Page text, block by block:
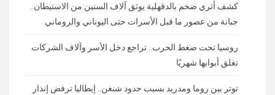
كشف أثري ضخم بالدقهلية يوثق آلاف السنين من الاستيطان..
جبانة من عصور ما قبل الأسرات حتى اليوناني والروماني
روسيا تحت ضغط الحرب.. تراجع دخل الأسر وآلاف الشركات
تغلق أبوابها شهريًا
توتر بين روما ومدريد بسبب حدود شنغن.. إيطاليا ترفض إنذار